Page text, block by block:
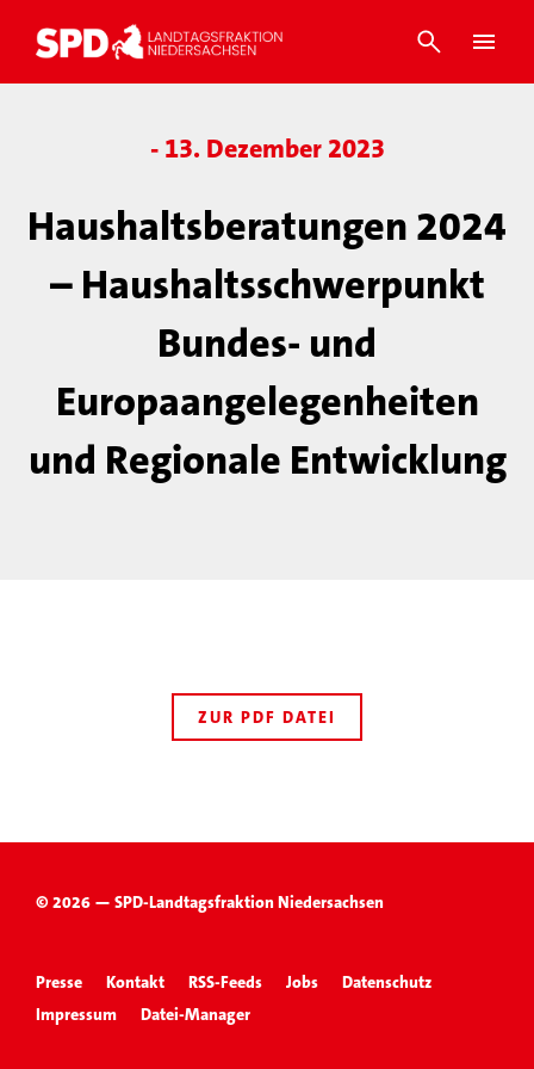
- 13. Dezember 2023
Haushaltsberatungen 2024
– Haushaltsschwerpunkt
Bundes- und
Europaangelegenheiten
und Regionale Entwicklung
ZUR PDF DATEI
© 2026 — SPD-Landtagsfraktion Niedersachsen
Presse Kontakt RSS-Feeds Jobs
Datenschutz
Impressum
Datei-Manager